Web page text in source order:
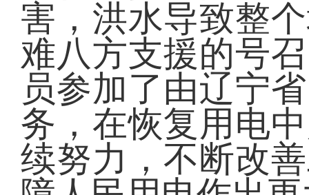
害，洪水导致整
难八方支援的号
员参加了由辽宁
务，在恢复用电
续努力，不断改